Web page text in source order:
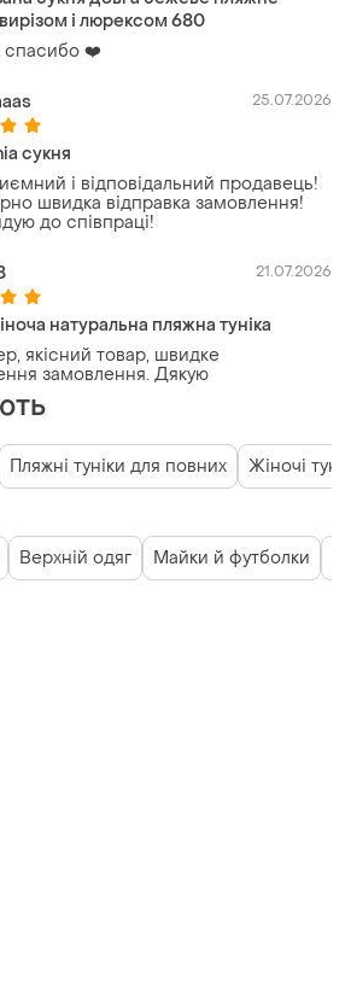
вирізом і люрексом 680
спасибо ❤️
25.07.2026
сукня
і відповідальний продавець!
швидка відправка замовлення!
до співпраці!
21.07.2026
натуральна пляжна туніка
якісний товар, швидке
замовлення. Дякую
Пляжні туніки для повних Жіночі
Верхній одяг Майки й футболки